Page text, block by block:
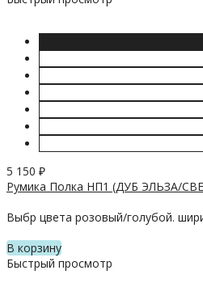
5 150 ₽
Румика Полка НП1 (ДУБ ЭЛЬЗА/
Выбр цвета розовый/голубой.
В корзину
Быстрый просмотр